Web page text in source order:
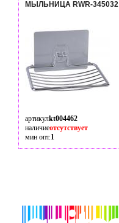
МЫЛЬНИЦА RWR-345032
артикулkt004462
наличиеотсутствует
мин опт.1